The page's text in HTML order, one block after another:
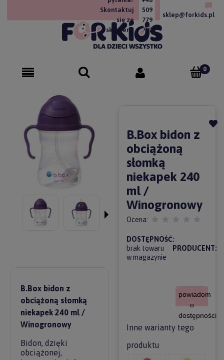
Skontaktuj
się ze
sklepem!
509
779
757
sklep@forkids.pl
B.Box bidon z
obciążoną słomką
niekapek 240 ml /
Winogronowy
Bidon, dzięki
obciążonej,
B.Box bidon z
obciążoną
słomką
niekapek 240
ml /
Winogronowy
Ocena:
DOSTĘPNOŚĆ:
brak towaru
w magazynie
PRODUCENT:
powiadom
o
dostępności
Inne warianty tego
produktu